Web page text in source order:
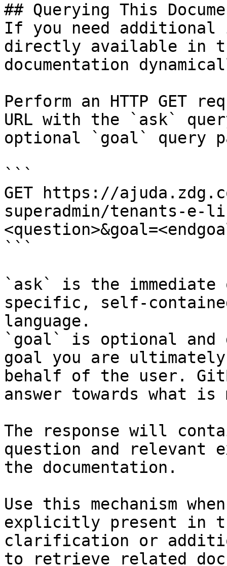
## Querying This
If you need
directly available in
documentation
Perform an HTTP GET
URL with the `ask`
optional `goal` query
```
GET https://
superadmin/tenants-e-
```
`ask` is the
specific, self-
language.
`goal` is optional and
goal you are
behalf of the user.
answer towards what
The response will
question and relevant
the documentation.
Use this mechanism
explicitly present in
clarification or